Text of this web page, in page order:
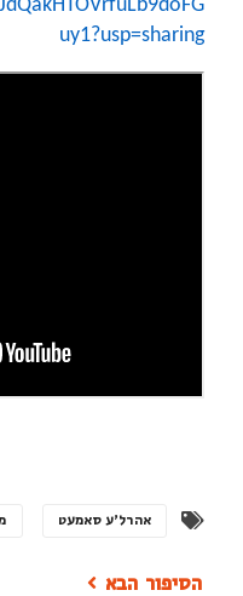
uy1?usp=sharing
אהרל'ע סאמעט